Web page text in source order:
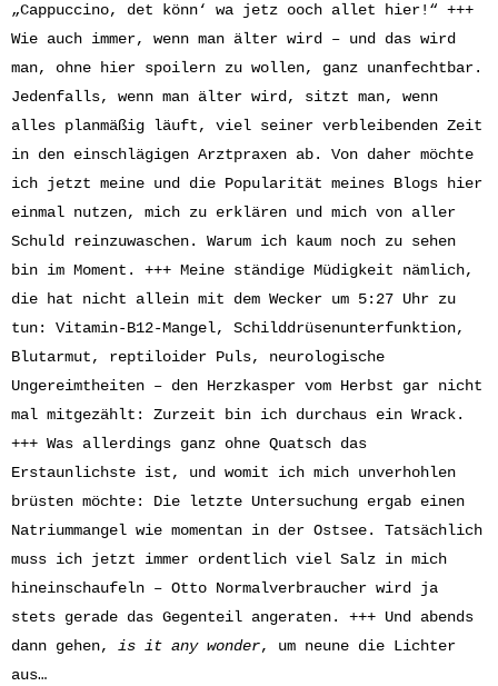
„Cappuccino, det könn‘ wa jetz ooch allet hier!“ +++
Wie auch immer, wenn man älter wird – und das wird
man, ohne hier spoilern zu wollen, ganz unanfechtbar.
Jedenfalls, wenn man älter wird, sitzt man, wenn
alles planmäßig läuft, viel seiner verbleibenden Zeit
in den einschlägigen Arztpraxen ab. Von daher möchte
ich jetzt meine und die Popularität meines Blogs hier
einmal nutzen, mich zu erklären und mich von aller
Schuld reinzuwaschen. Warum ich kaum noch zu sehen
bin im Moment. +++ Meine ständige Müdigkeit nämlich,
die hat nicht allein mit dem Wecker um 5:27 Uhr zu
tun: Vitamin-B12-Mangel, Schilddrüsenunterfunktion,
Blutarmut, reptiloider Puls, neurologische
Ungereimtheiten – den Herzkasper vom Herbst gar nicht
mal mitgezählt: Zurzeit bin ich durchaus ein Wrack.
+++ Was allerdings ganz ohne Quatsch das
Erstaunlichste ist, und womit ich mich unverhohlen
brüsten möchte: Die letzte Untersuchung ergab einen
Natriummangel wie momentan in der Ostsee. Tatsächlich
muss ich jetzt immer ordentlich viel Salz in mich
hineinschaufeln – Otto Normalverbraucher wird ja
stets gerade das Gegenteil angeraten. +++ Und abends
dann gehen, is it any wonder, um neune die Lichter
aus…